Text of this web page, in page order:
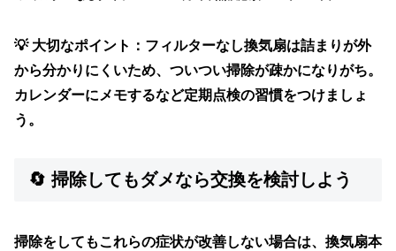
💡 大切なポイント： フィルターなし換気扇は詰まりが外
から分かりにくいため、 ついつい掃除が疎かになりがち。
カレンダーにメモするなど定期点検の習慣をつけましょ
う。
🔄 掃除してもダメなら交換を検討しよう
掃除をしてもこれらの症状が改善しない場合は、 換気扇本